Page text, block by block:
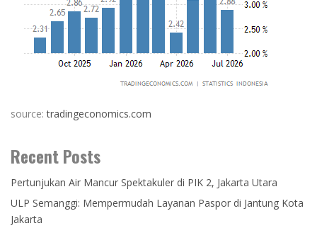
source:tradingeconomics.com
Recent Posts
Pertunjukan Air Mancur Spektakuler di PIK 2, Jakarta Utara
ULP Semanggi: Mempermudah Layanan Paspor di Jantung Kota
Jakarta